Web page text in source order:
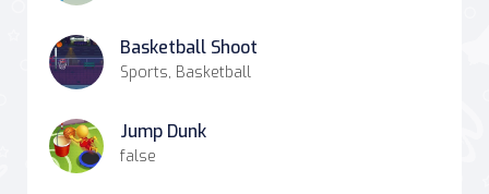
Basketball Shoot
Sports, Basketball
Jump Dunk
false